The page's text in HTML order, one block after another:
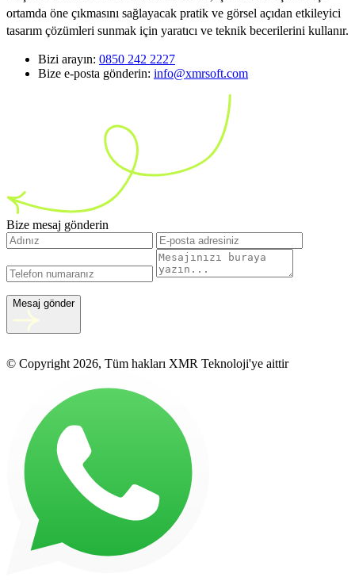
ortamda öne çıkmasını sağlayacak pratik ve görsel açıdan etkileyici
tasarım çözümleri sunmak için yaratıcı ve teknik becerilerini kullanır.
Bizi arayın: 0850 242 2227
Bize e-posta gönderin: info@xmrsoft.com
Bize mesaj gönderin
Mesaj gönder
© Copyright 2026, Tüm hakları XMR Teknoloji'ye aittir